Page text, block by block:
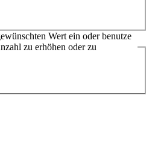
Wert ein oder benutze
zu erhöhen oder zu